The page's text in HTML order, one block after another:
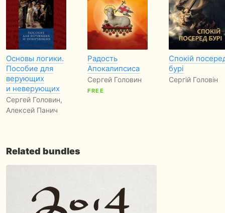
Основы логики.
Пособие для
верующих
и неверующих
Сергей Головин,
Алексей Панич
Радость
Апокалипсиса
Сергей Головин
FREE
Спокій
бурі
Сергій Головін
Related bundles